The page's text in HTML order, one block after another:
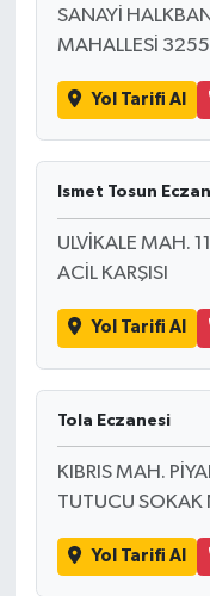
SANAYİ
MAHALLESİ
Yol Tarifi Al
Ismet Tosun
ULVİKALE MAH.
ACİL KARŞISI
Yol Tarifi Al
Tola Eczanesi
KIBRIS MAH.
TUTUCU SOKAK
Yol Tarifi Al